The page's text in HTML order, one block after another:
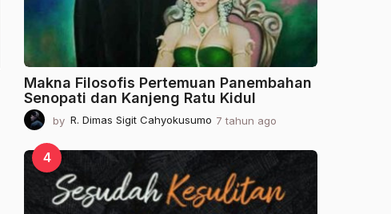
o
Makna Filosofis Pertemuan Panembahan
Senopati dan Kanjeng Ratu Kidul
by R. Dimas Sigit Cahyokusumo 7 tahun ago
a
h
n
a
4